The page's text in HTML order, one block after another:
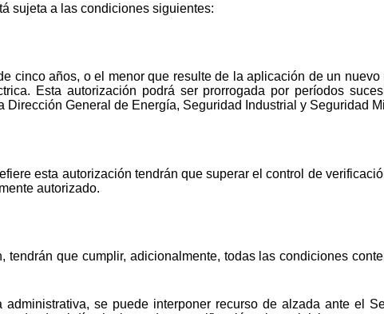
sujeta a las condiciones siguientes:
cinco años, o el menor que resulte de la aplicación de un nuevo
Esta autorización podrá ser prorrogada por períodos
General de Energía, Seguridad Industrial y Seguridad
esta autorización tendrán que superar el control de
autorizado.
tendrán que cumplir, adicionalmente, todas las condiciones
se puede interponer recurso de alzada ante el